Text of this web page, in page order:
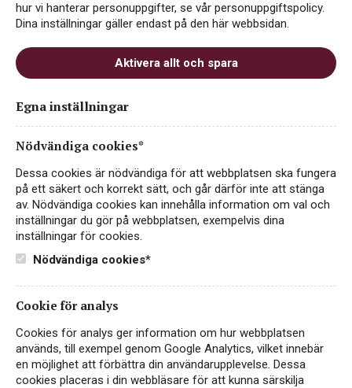
Casa Vinironia
Appassimento Grande
Edizione TetraPak
RÖTT VIN
ITALIEN, APULIEN
79 kr
hur vi hanterar personuppgifter, se vår personuppgiftspolicy.
Dina inställningar gäller endast på den här webbsidan.
Aktivera allt och spara
Egna inställningar
Nödvändiga cookies*
Dessa cookies är nödvändiga för att webbplatsen ska fungera
på ett säkert och korrekt sätt, och går därför inte att stänga
av. Nödvändiga cookies kan innehålla information om val och
inställningar du gör på webbplatsen, exempelvis dina
inställningar för cookies.
Nödvändiga cookies*
Cookie för analys
Cookies för analys ger information om hur webbplatsen
används, till exempel genom Google Analytics, vilket innebär
en möjlighet att förbättra din användarupplevelse. Dessa
cookies placeras i din webbläsare för att kunna särskilja